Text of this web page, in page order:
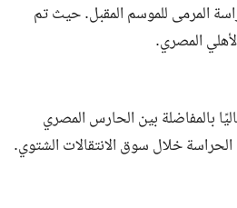
المرمى للموسم المقبل. حيث تم
المصري.
بالمفاضلة بين الحارس المصري
خلال سوق الانتقالات الشتوي.